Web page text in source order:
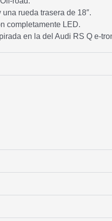
rueda trasera de 18″.
completamente LED.
en la del Audi RS Q e-